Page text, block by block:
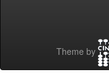
Theme by